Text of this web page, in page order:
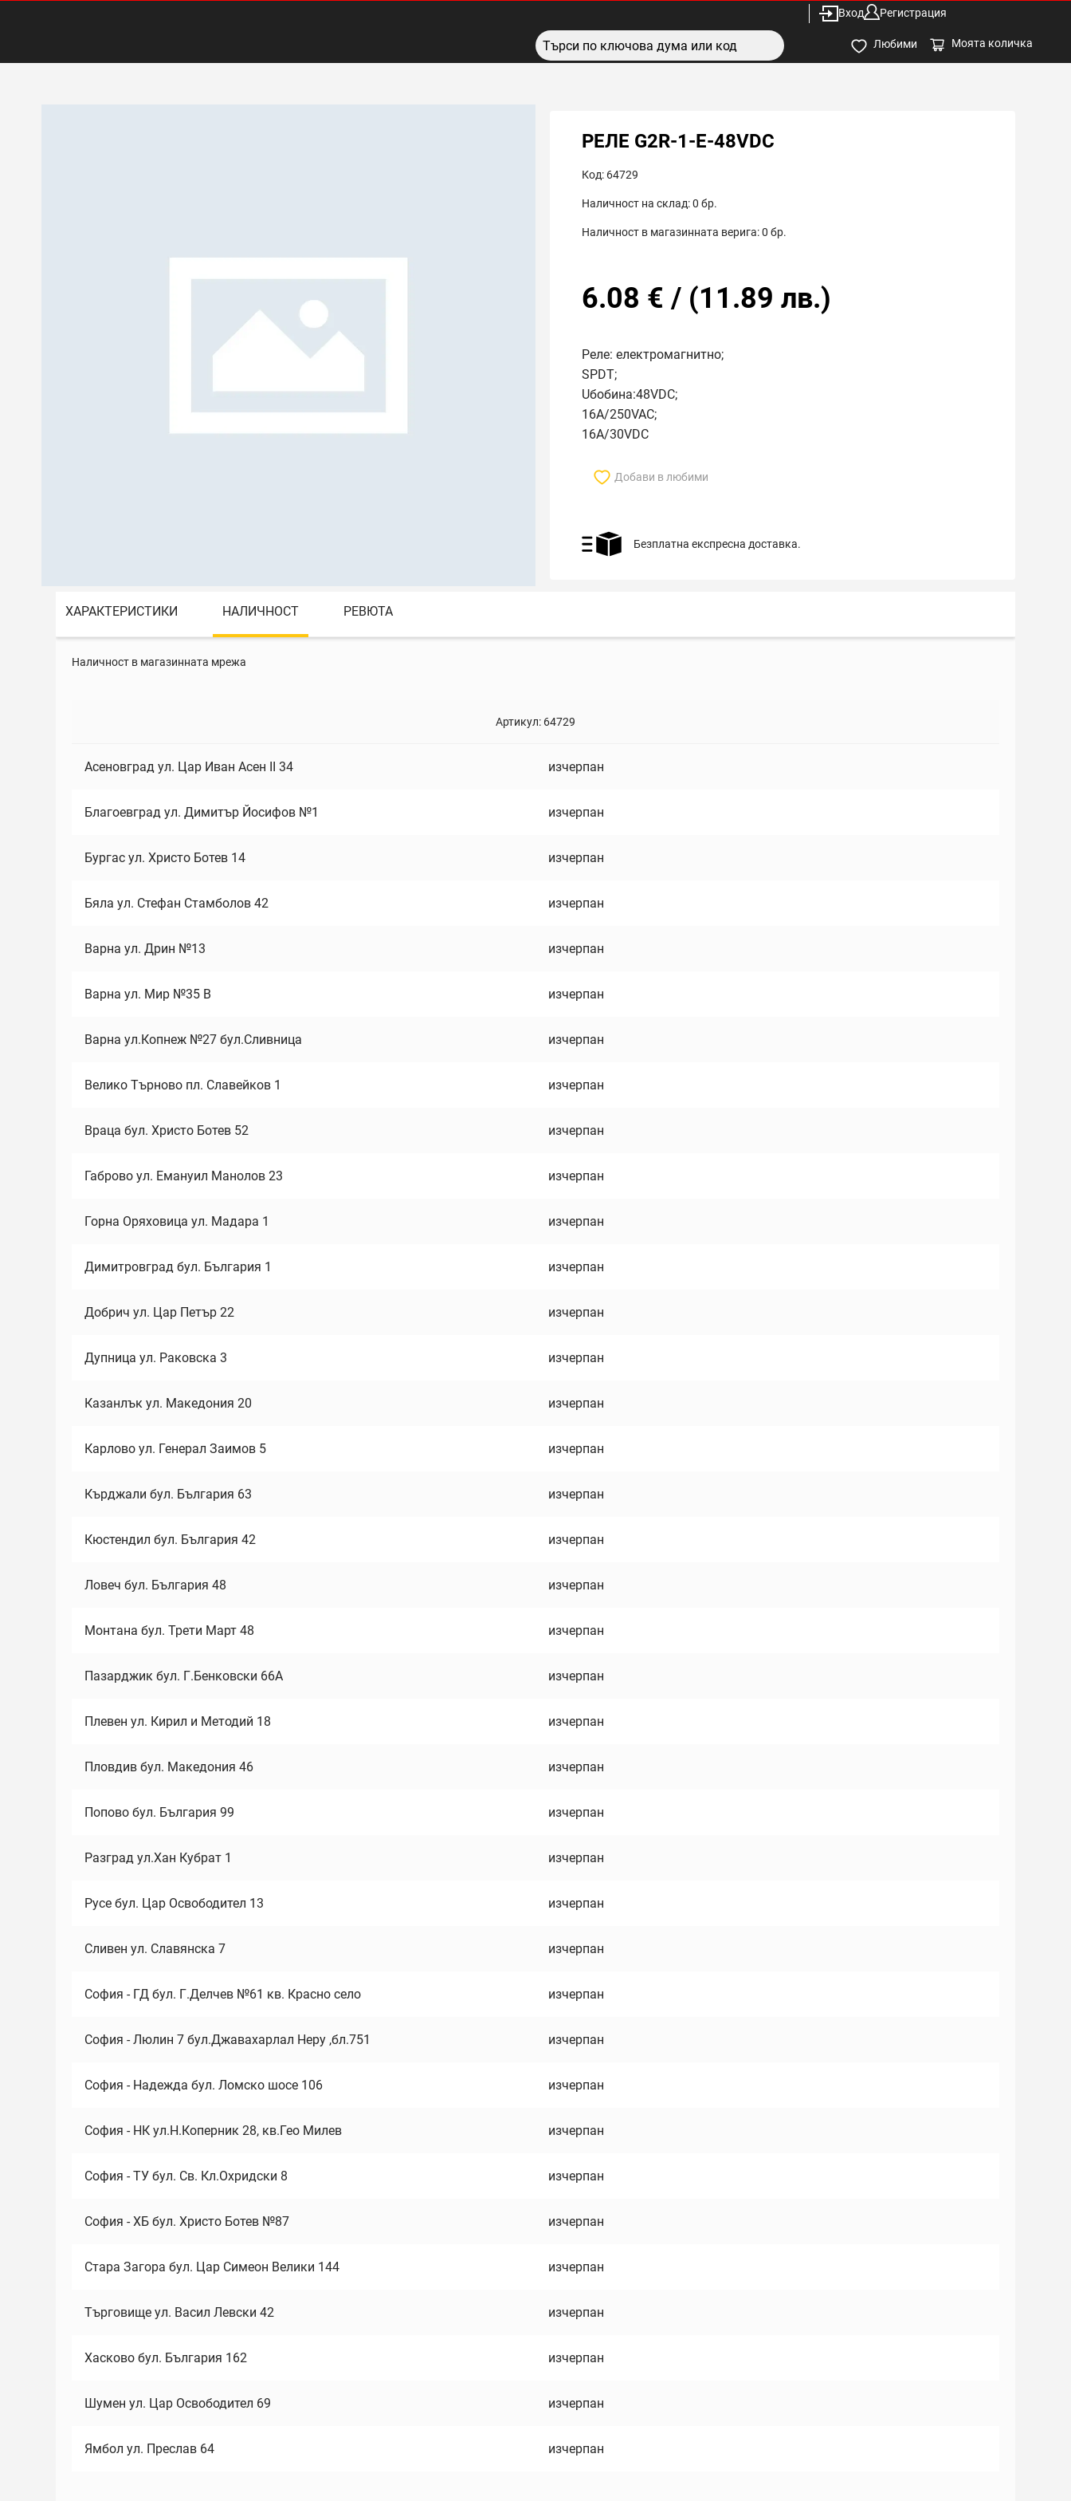
Вход Регистрация
Любими Моята количка
РЕЛЕ G2R-1-E-48VDC
Код: 64729
Наличност на склад:0 бр.
Наличност в магазинната верига:0 бр.
6.08 € / (11.89 лв.)
Реле: електромагнитно;
SPDT;
Uбобина:48VDC;
16A/250VAC;
16A/30VDC
Добави в любими
Безплатна експресна доставка.
ХАРАКТЕРИСТИКИ НАЛИЧНОСТ РЕВЮТА
Наличност в магазинната мрежа
Артикул: 64729
Асеновград ул. Цар Иван Асен II 34 изчерпан
Благоевград ул. Димитър Йосифов №1 изчерпан
Бургас ул. Христо Ботев 14 изчерпан
Бяла ул. Стефан Стамболов 42 изчерпан
Варна ул. Дрин №13 изчерпан
Варна ул. Мир №35 В изчерпан
Варна ул.Копнеж №27 бул.Сливница изчерпан
Велико Търново пл. Славейков 1 изчерпан
Враца бул. Христо Ботев 52 изчерпан
Габрово ул. Емануил Манолов 23 изчерпан
Горна Оряховица ул. Мадара 1 изчерпан
Димитровград бул. България 1 изчерпан
Добрич ул. Цар Петър 22 изчерпан
Дупница ул. Раковска 3 изчерпан
Казанлък ул. Македония 20 изчерпан
Карлово ул. Генерал Заимов 5 изчерпан
Кърджали бул. България 63 изчерпан
Кюстендил бул. България 42 изчерпан
Ловеч бул. България 48 изчерпан
Монтана бул. Трети Март 48 изчерпан
Пазарджик бул. Г.Бенковски 66А изчерпан
Плевен ул. Кирил и Методий 18 изчерпан
Пловдив бул. Македония 46 изчерпан
Попово бул. България 99 изчерпан
Разград ул.Хан Кубрат 1 изчерпан
Русе бул. Цар Освободител 13 изчерпан
Сливен ул. Славянска 7 изчерпан
София - ГД бул. Г.Делчев №61 кв. Красно село изчерпан
София - Люлин 7 бул.Джавахарлал Неру ,бл.751 изчерпан
София - Надежда бул. Ломско шосе 106 изчерпан
София - НК ул.Н.Коперник 28, кв.Гео Милев изчерпан
София - ТУ бул. Св. Кл.Охридски 8 изчерпан
София - ХБ бул. Христо Ботев №87 изчерпан
Стара Загора бул. Цар Симеон Велики 144 изчерпан
Търговище ул. Васил Левски 42 изчерпан
Хасково бул. България 162 изчерпан
Шумен ул. Цар Освободител 69 изчерпан
Ямбол ул. Преслав 64 изчерпан